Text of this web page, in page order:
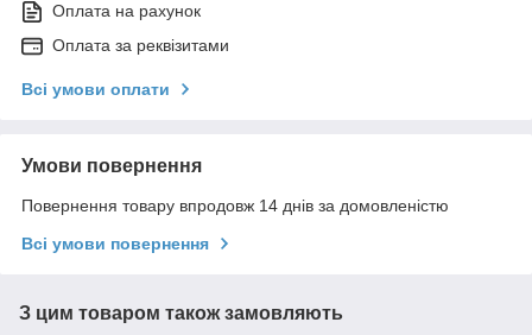
Оплата на рахунок
Оплата за реквізитами
Всі умови оплати
Умови повернення
Повернення товару впродовж 14 днів за домовленістю
Всі умови повернення
З цим товаром також замовляють